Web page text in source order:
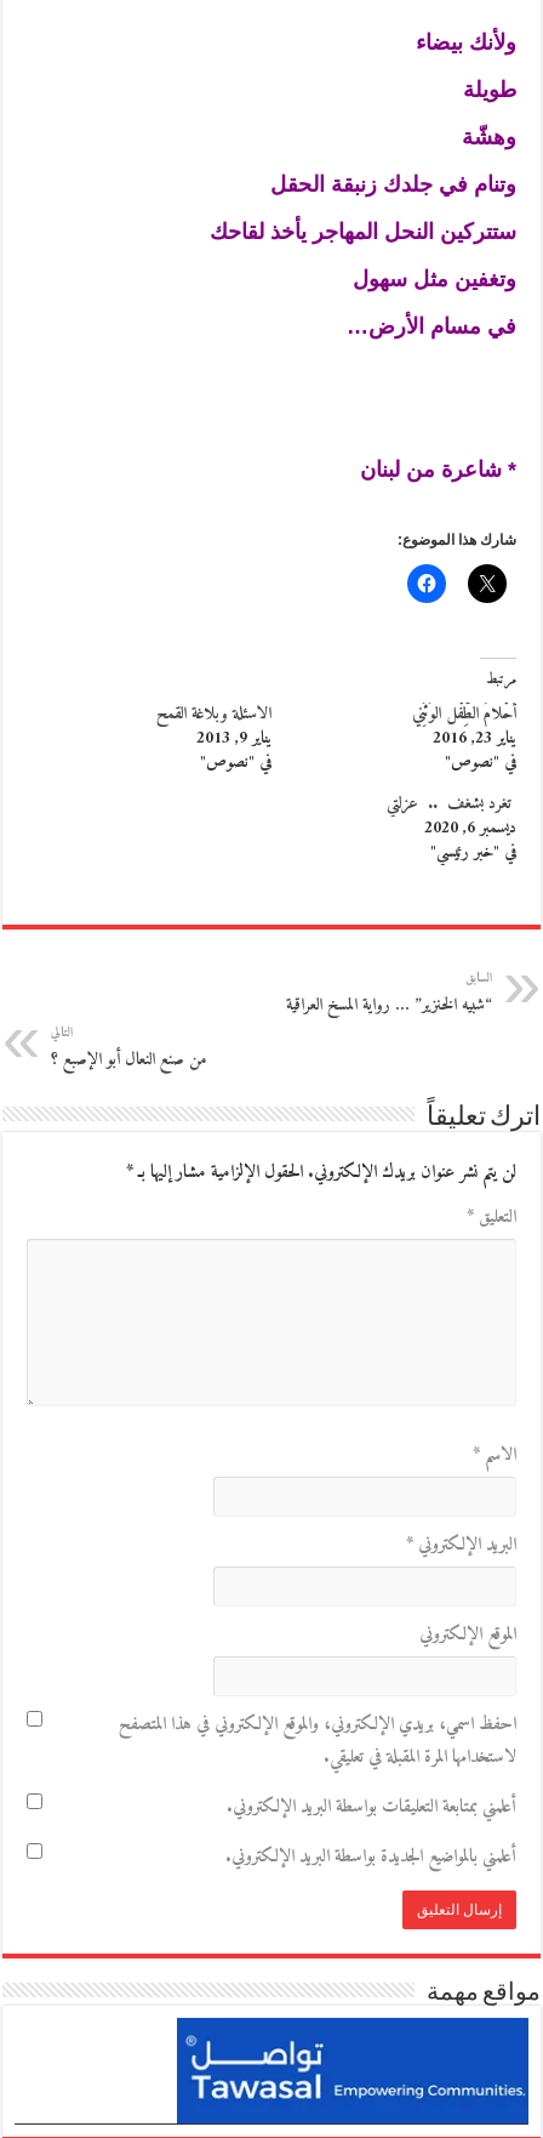
ولأنك بيضاء
طويلة
وهشّة
وتنام في جلدك زنبقة الحقل
ستتركين النحل المهاجر يأخذ لقاحك
وتغفين مثل سهول
في مسام الأرض…
* شاعرة من لبنان
شارك هذا الموضوع:
مرتبط
أحْلامُ الطِّفْل الوَثَنِي
يناير 23, 2016
في "نصوص"
الاسئلة وبلاغة القمح
يناير 9, 2013
في "نصوص"
تغرد بشغف .. عزلتي
ديسمبر 6, 2020
في "خبر رئيسي"
السابق
“شبيه الخنزير” … رواية المسخ العراقية
التالي
من صنع النعال أبو الإصبع ؟
اترك تعليقاً
لن يتم نشر عنوان بريدك الإلكتروني.الحقول الإلزامية مشار إليها بـ*
التعليق*
الاسم*
البريد الإلكتروني*
الموقع الإلكتروني
احفظ اسمي، بريدي الإلكتروني، والموقع الإلكتروني في هذا المتصفح
لاستخدامها المرة المقبلة في تعليقي.
أعلمني بمتابعة التعليقات بواسطة البريد الإلكتروني.
أعلمني بالمواضيع الجديدة بواسطة البريد الإلكتروني.
مواقع مهمة